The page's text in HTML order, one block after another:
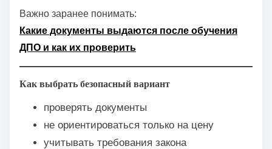
Важно заранее понимать:
Какие документы выдаются после обучения
ДПО и как их проверить
Как выбрать безопасный вариант
проверять документы
не ориентироваться только на цену
учитывать требования закона